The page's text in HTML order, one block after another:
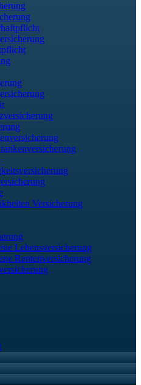
Versicherung
Lebensversicherung
Rentenversicherung